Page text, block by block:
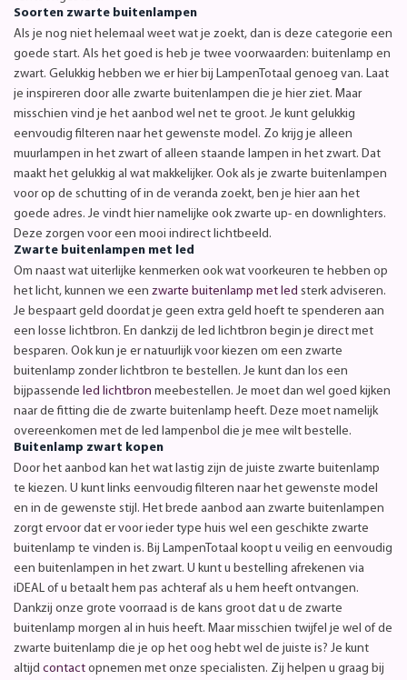
Soorten zwarte buitenlampen
Als je nog niet helemaal weet wat je zoekt, dan is deze categorie een
goede start. Als het goed is heb je twee voorwaarden: buitenlamp en
zwart. Gelukkig hebben we er hier bij LampenTotaal genoeg van. Laat
je inspireren door alle zwarte buitenlampen die je hier ziet. Maar
misschien vind je het aanbod wel net te groot. Je kunt gelukkig
eenvoudig filteren naar het gewenste model. Zo krijg je alleen
muurlampen in het zwart of alleen staande lampen in het zwart. Dat
maakt het gelukkig al wat makkelijker. Ook als je zwarte buitenlampen
voor op de schutting of in de veranda zoekt, ben je hier aan het
goede adres. Je vindt hier namelijke ook zwarte up- en downlighters.
Deze zorgen voor een mooi indirect lichtbeeld.
Zwarte buitenlampen met led
Om naast wat uiterlijke kenmerken ook wat voorkeuren te hebben op
het licht, kunnen we een zwarte buitenlamp met led sterk adviseren.
Je bespaart geld doordat je geen extra geld hoeft te spenderen aan
een losse lichtbron. En dankzij de led lichtbron begin je direct met
besparen. Ook kun je er natuurlijk voor kiezen om een zwarte
buitenlamp zonder lichtbron te bestellen. Je kunt dan los een
bijpassende led lichtbron meebestellen. Je moet dan wel goed kijken
naar de fitting die de zwarte buitenlamp heeft. Deze moet namelijk
overeenkomen met de led lampenbol die je mee wilt bestelle.
Buitenlamp zwart kopen
Door het aanbod kan het wat lastig zijn de juiste zwarte buitenlamp
te kiezen. U kunt links eenvoudig filteren naar het gewenste model
en in de gewenste stijl. Het brede aanbod aan zwarte buitenlampen
zorgt ervoor dat er voor ieder type huis wel een geschikte zwarte
buitenlamp te vinden is. Bij LampenTotaal koopt u veilig en eenvoudig
een buitenlampen in het zwart. U kunt u bestelling afrekenen via
iDEAL of u betaalt hem pas achteraf als u hem heeft ontvangen.
Dankzij onze grote voorraad is de kans groot dat u de zwarte
buitenlamp morgen al in huis heeft. Maar misschien twijfel je wel of de
zwarte buitenlamp die je op het oog hebt wel de juiste is? Je kunt
altijd contact opnemen met onze specialisten. Zij helpen u graag bij